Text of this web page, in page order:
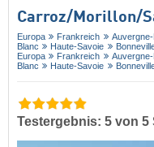
Carroz/​Morillon/​
Europa Frankreich
Blanc
Haute-Savoie
Europa
Frankreich
Blanc
Haute-Savoie
Testergebnis: 5 von 5